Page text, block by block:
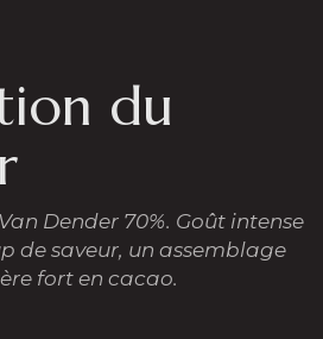
du
Dender 70%. Goût intense
de saveur, un assemblage
fort en cacao.